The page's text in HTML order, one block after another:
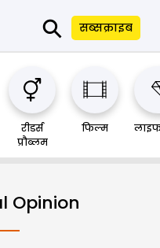
⚲ सब्सक्राइब
रीडर्स
प्रौब्लम
फिल्म
Opinion